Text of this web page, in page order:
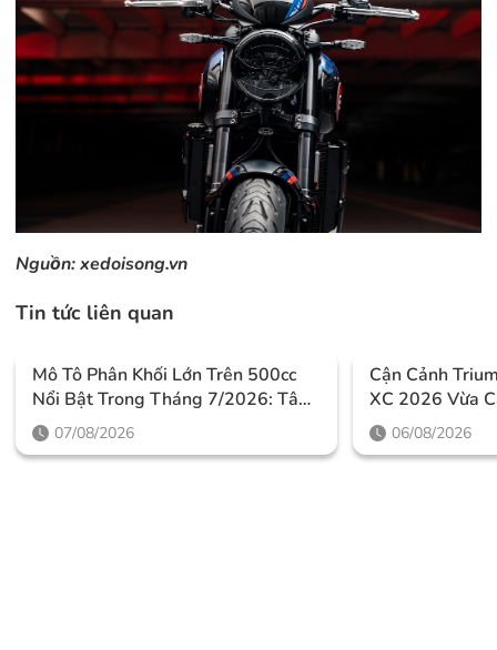
Nguồn:xedoisong.vn
Tin tức liên quan
Mô Tô Phân Khối Lớn Trên 500cc
Nổi Bật Trong Tháng 7/2026: Tâm
Điểm Là Công Nghệ, Phiên Bản
Giới Hạn Và Những Cấu Hình
07/08/2026
Cận Cảnh
XC 2026 Vừa
Thiết Kế Đậm
Mức Giá Dễ
06/08/2026